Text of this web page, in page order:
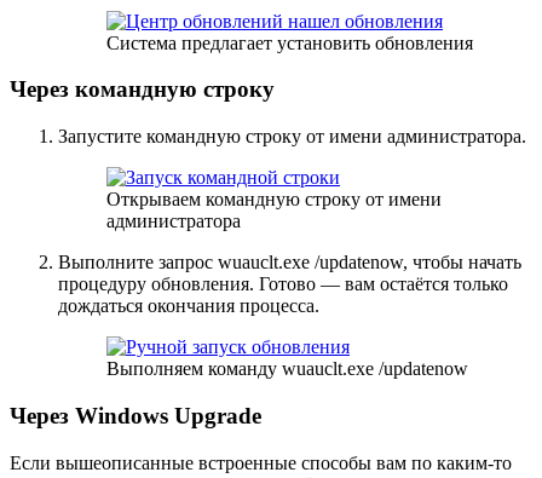
Система предлагает установить обновления
Через командную строку
Запустите командную строку от имени администратора.
Открываем командную строку от имени
администратора
Выполните запрос wuauclt.exe /updatenow, чтобы начать
процедуру обновления. Готово — вам остаётся только
дождаться окончания процесса.
Выполняем команду wuauclt.exe /updatenow
Через Windows Upgrade
Если вышеописанные встроенные способы вам по каким-то